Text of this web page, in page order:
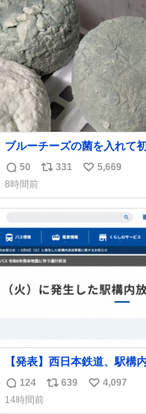
ト
数
数
ブルーチーズの菌を入れて
チーズなんだけど 本能でち
っちゃう見た目だな
返
信
数
50
リ
ス
数
331
い
ね
5,669
8時間前
【発表】西日本鉄道、駅構
音声”に声明「被害届も検討」
news.livedoor.com/article/
鉄福岡（天神）駅および薬
返
信
124
リ
639
い
4,097
14時間前